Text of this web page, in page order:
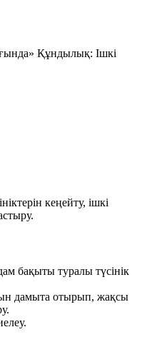
Құндылық: Ішкі
кеңейту, ішкі
бақыты туралы түсінік
дамыта отырып, жақсы